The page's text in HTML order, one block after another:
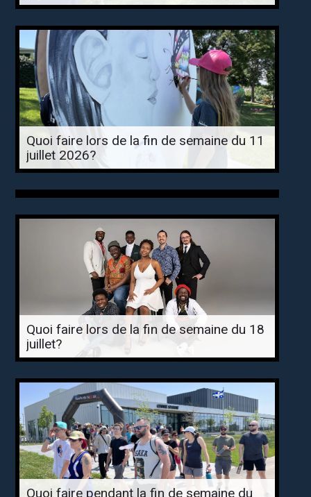
Quoi faire lors de la fin de semaine du 11
juillet 2026?
Quoi faire lors de la fin de semaine du 18
juillet?
Quoi faire pendant la fin de semaine du